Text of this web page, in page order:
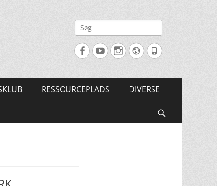
Søg
efter:
FacebookYouTubeInstagram
Website
Tlf.
RESSOURCEPLADS DIVERSE